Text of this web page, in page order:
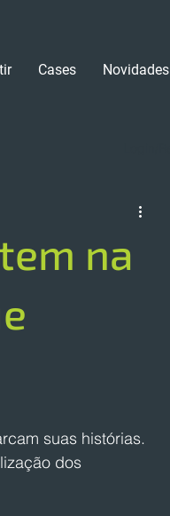
Cases Novidades
na
suas histórias.
dos